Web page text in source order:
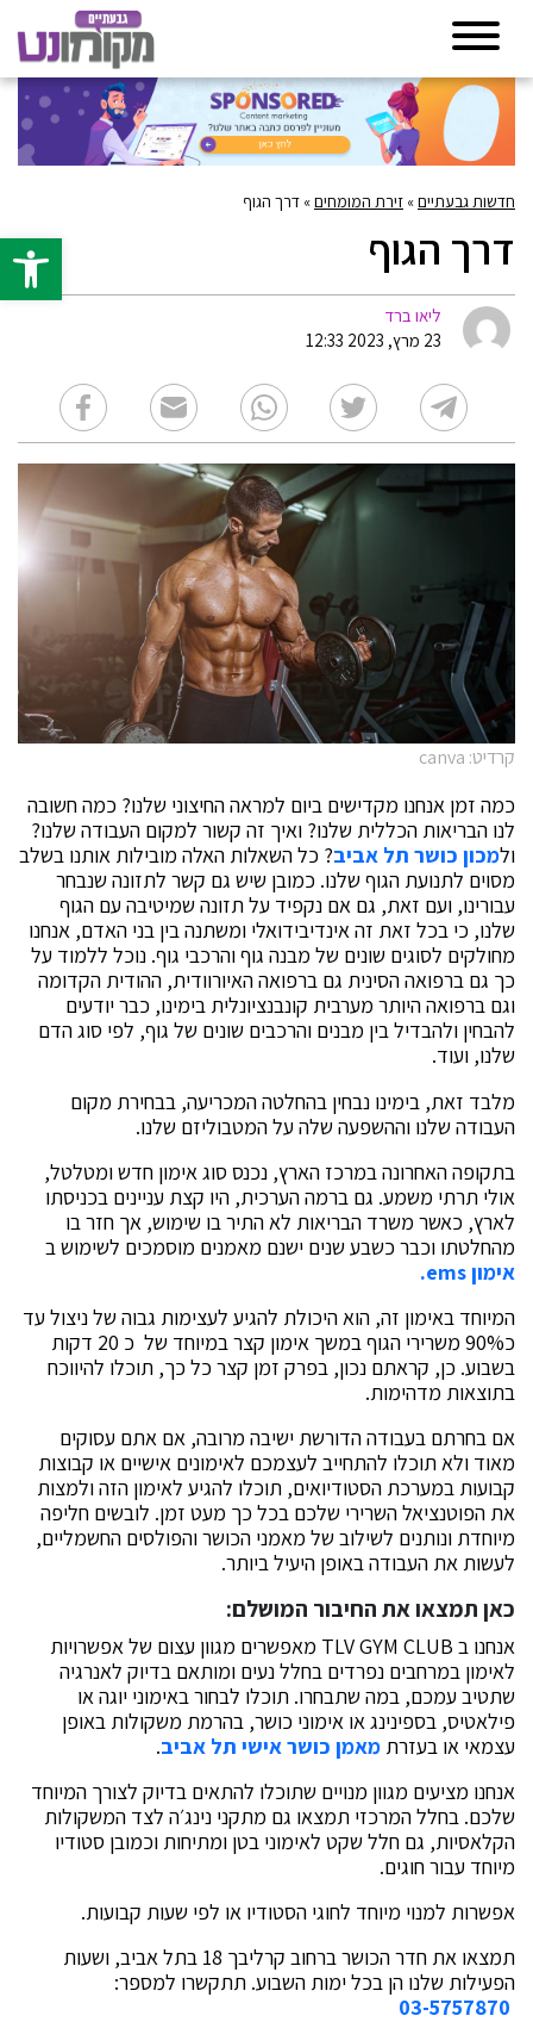
פתח
חדשות גבעתיים» זירת המומחים» דרך הגוף
דרך הגוף
ליאו ברד
23 מרץ, 2023 12:33
קרדיט: canva
כמה זמן אנחנו מקדישים ביום למראה החיצוני שלנו? כמה חשובה
לנו הבריאות הכללית שלנו? ואיך זה קשור למקום העבודה שלנו?
ולמכון כושר תל אביב? כל השאלות האלה מובילות אותנו בשלב
מסוים לתנועת הגוף שלנו. כמובן שיש גם קשר לתזונה שנבחר
עבורינו, ועם זאת, גם אם נקפיד על תזונה שמיטיבה עם הגוף
שלנו, כי בכל זאת זה אינדיבידואלי ומשתנה בין בני האדם, אנחנו
מחולקים לסוגים שונים של מבנה גוף והרכבי גוף. נוכל ללמוד על
כך גם ברפואה הסינית גם ברפואה האיורוודית, ההודית הקדומה
וגם ברפואה היותר מערבית קונבנציונלית בימינו, כבר יודעים
להבחין ולהבדיל בין מבנים והרכבים שונים של גוף, לפי סוג הדם
שלנו, ועוד.
מלבד זאת, בימינו נבחין בהחלטה המכריעה, בבחירת מקום
העבודה שלנו וההשפעה שלה על המטבוליזם שלנו.
בתקופה האחרונה במרכז הארץ, נכנס סוג אימון חדש ומטלטל,
אולי תרתי משמע. גם ברמה הערכית, היו קצת עניינים בכניסתו
לארץ, כאשר משרד הבריאות לא התיר בו שימוש, אך חזר בו
מהחלטתו וכבר כשבע שנים ישנם מאמנים מוסמכים לשימוש ב
אימון ems.
המיוחד באימון זה, הוא היכולת להגיע לעצימות גבוה של ניצול עד
כ90% משרירי הגוף במשך אימון קצר במיוחד של כ 20 דקות
בשבוע. כן, קראתם נכון, בפרק זמן קצר כל כך, תוכלו להיווכח
בתוצאות מדהימות.
אם בחרתם בעבודה הדורשת ישיבה מרובה, אם אתם עסוקים
מאוד ולא תוכלו להתחייב לעצמכם לאימונים אישיים או קבוצות
קבועות במערכת הסטודיואים, תוכלו להגיע לאימון הזה ולמצות
את הפוטנציאל השרירי שלכם בכל כך מעט זמן. לובשים חליפה
מיוחדת ונותנים לשילוב של מאמני הכושר והפולסים החשמליים,
לעשות את העבודה באופן היעיל ביותר.
כאן תמצאו את החיבור המושלם:
אנחנו ב TLV GYM CLUB מאפשרים מגוון עצום של אפשרויות
לאימון במרחבים נפרדים בחלל נעים ומותאם בדיוק לאנרגיה
שתטיב עמכם, במה שתבחרו. תוכלו לבחור באימוני יוגה או
פילאטיס, בספינינג או אימוני כושר, בהרמת משקולות באופן
עצמאי או בעזרת מאמן כושר אישי תל אביב.
אנחנו מציעים מגוון מנויים שתוכלו להתאים בדיוק לצורך המיוחד
שלכם. בחלל המרכזי תמצאו גם מתקני נינג׳ה לצד המשקולות
הקלאסיות, גם חלל שקט לאימוני בטן ומתיחות וכמובן סטודיו
מיוחד עבור חוגים.
אפשרות למנוי מיוחד לחוגי הסטודיו או לפי שעות קבועות.
תמצאו את חדר הכושר ברחוב קרליבך 18 בתל אביב, ושעות
הפעילות שלנו הן בכל ימות השבוע. תתקשרו למספר:
03-5757870